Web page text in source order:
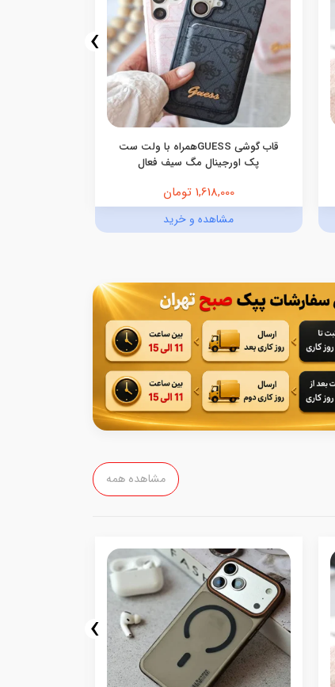
قاب گوشی GUESSهمراه با ولت ست
پک اورجینال مگ سیف فعال
1,618,000 تومان
مشاهده و خرید
›
مشاهده همه
›